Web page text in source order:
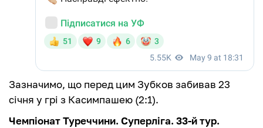
Зазначимо, що перед цим Зубков забивав 23
січня у грі з Касимпашею (2:1).
Чемпіонат Туреччини. Суперліга. 33-й тур.